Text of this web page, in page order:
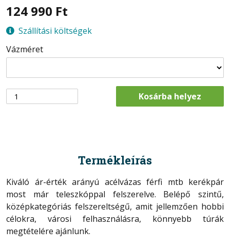
124 990 Ft
Vázméret
Szállítási költségek
Kosárba helyez
Termékleírás
Kiváló ár-érték arányú acélvázas férfi mtb kerékpár
most már teleszkóppal felszerelve. Belépő szintű,
középkategóriás felszereltségű, amit jellemzően hobbi
célokra, városi felhasználásra, könnyebb túrák
megtételére ajánlunk.